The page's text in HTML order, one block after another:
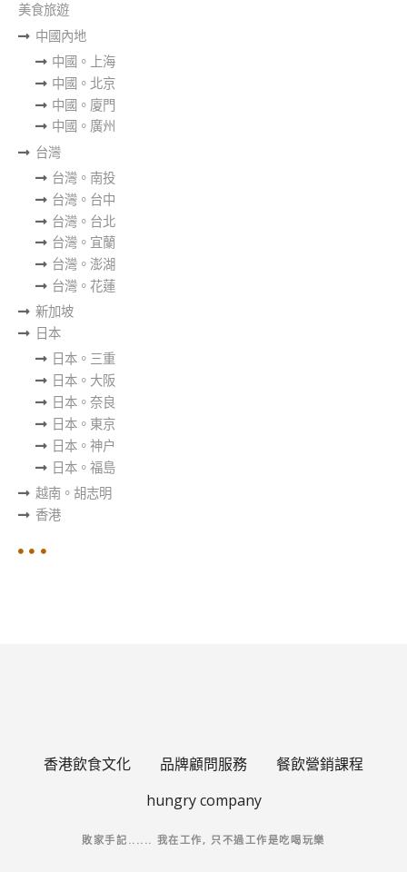
美食旅遊
中國內地
中國。上海
中國。北京
中國。廈門
中國。廣州
台灣
台灣。南投
台灣。台中
台灣。台北
台灣。宜蘭
台灣。澎湖
台灣。花蓮
新加坡
日本
日本。三重
日本。大阪
日本。奈良
日本。東京
日本。神户
日本。福島
越南。胡志明
香港
香港飲食文化 品牌顧問服務
餐飲營銷課程
hungry company
敗家手記...... 我在工作, 只不過工作是吃喝玩樂
English